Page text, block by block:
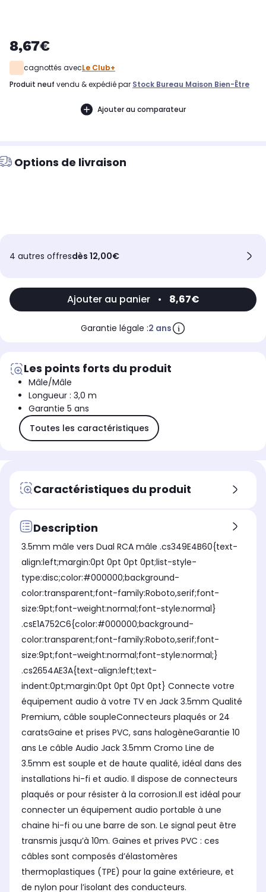
8,67€
cagnottés avecLe Club+
produit neuf vendu & expédié par Stock Bureau Maison Bien-Être
Ajouter au comparateur
Options de livraison
4 autres offresdès 12,00€
Ajouter au panier • 8,67€
Garantie légale :2 ans
Les points forts du produit
Mâle/Mâle
Longueur : 3,0 m
Garantie 5 ans
Toutes les caractéristiques
Caractéristiques du produit
Description
3.5mm mâle vers Dual RCA mâle .cs349E4B60{text-
align:left;margin:0pt 0pt 0pt 0pt;list-style-
type:disc;color:#000000;background-
color:transparent;font-family:Roboto,serif;font-
size:9pt;font-weight:normal;font-style:normal}
.csE1A752C6{color:#000000;background-
color:transparent;font-family:Roboto,serif;font-
size:9pt;font-weight:normal;font-style:normal;}
.cs2654AE3A{text-align:left;text-
indent:0pt;margin:0pt 0pt 0pt 0pt} Connecte votre
équipement audio à votre TV en Jack 3.5mm Qualité
Premium, câble soupleConnecteurs plaqués or 24
caratsGaine et prises PVC, sans halogèneGarantie 10
ans Le câble Audio Jack 3.5mm Cromo Line de
3.5mm est souple et de haute qualité, idéal dans des
installations hi-fi et audio. Il dispose de connecteurs
plaqués or pour résister à la corrosion.Il est idéal pour
connecter un équipement audio portable à une
chaine hi-fi ou une barre de son. Le signal peut être
transmis jusqu’à 10m. Gaines et prives PVC : ces
câbles sont composés d’élastomères
thermoplastiques (TPE) pour la gaine extérieure, et
de nylon pour l’isolant des conducteurs.